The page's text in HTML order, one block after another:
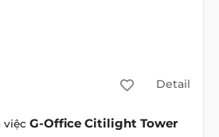
Detail
việc G-Office Citilight Tower